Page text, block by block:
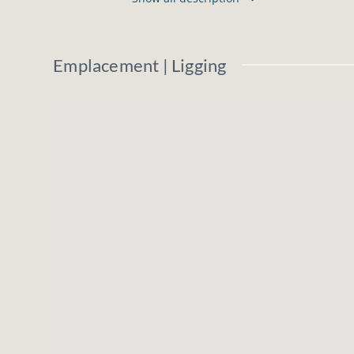
Oriëntatie achteraan: westen.
Geen openbare riolering, individueel
Emplacement | Ligging